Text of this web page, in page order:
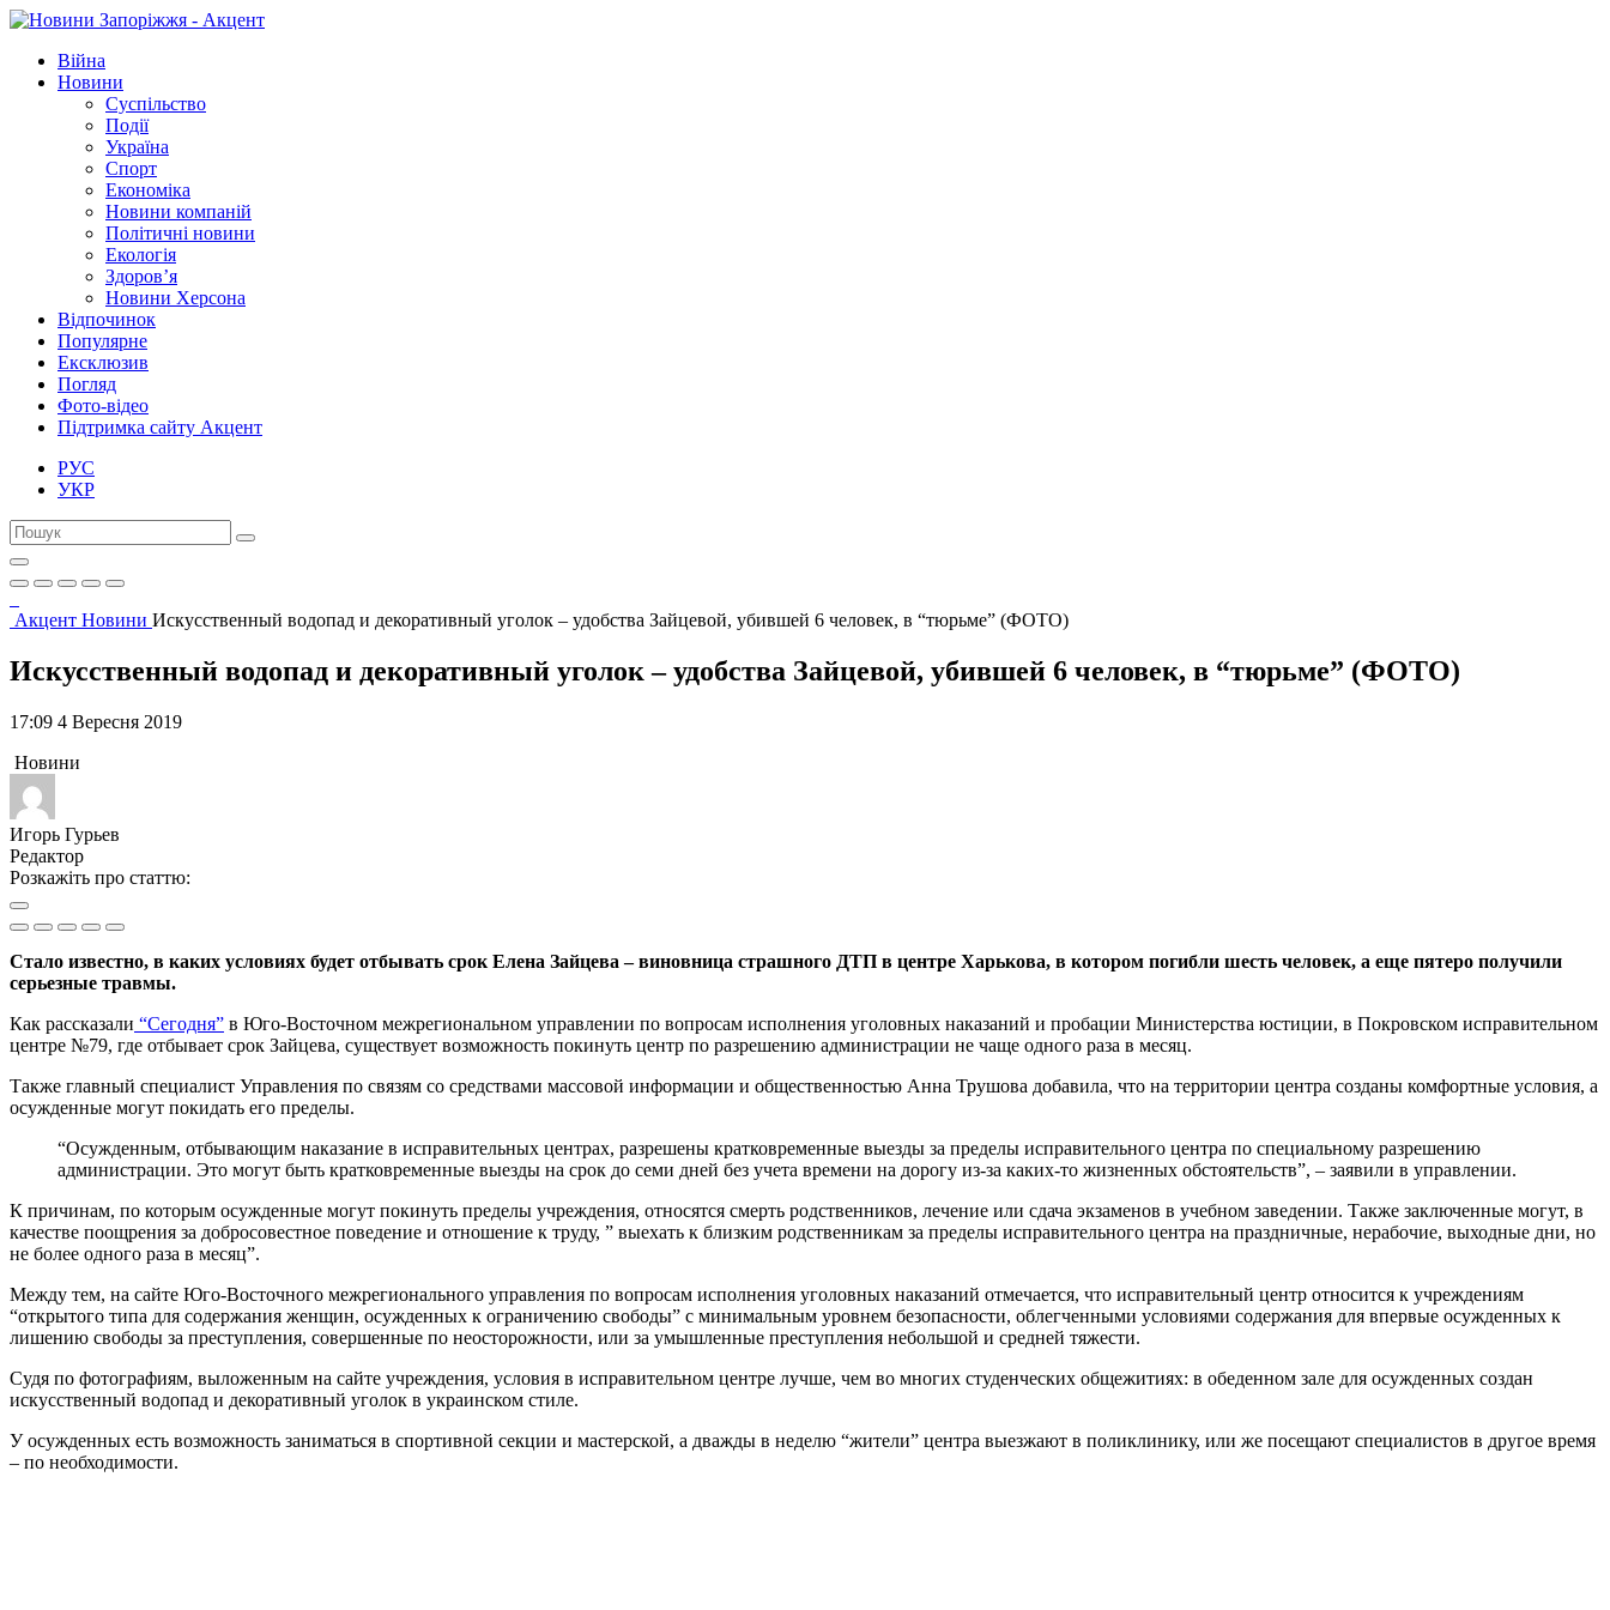
Війна
Новини
Суспільство
Події
Україна
Спорт
Економіка
Новини компаній
Політичні новини
Екологія
Здоров’я
Новини Херсона
Відпочинок
Популярне
Ексклюзив
Погляд
Фото-відео
Підтримка сайту Акцент
РУС
УКР
Акцент Новини Искусственный водопад и декоративный уголок – удобства Зайцевой, убившей 6 человек, в “тюрьме” (ФОТО)
Искусственный водопад и декоративный уголок – удобства Зайцевой, убившей 6 человек, в “тюрьме” (ФОТО)
17:09 4 Вересня 2019
Новини
Игорь Гурьев
Редактор
Розкажіть про статтю:
Стало известно, в каких условиях будет отбывать срок Елена Зайцева – виновница страшного ДТП в центре Харькова, в котором погибли шесть человек, а еще пятеро получили
серьезные травмы.
Как рассказали “Сегодня” в Юго-Восточном межрегиональном управлении по вопросам исполнения уголовных наказаний и пробации Министерства юстиции, в Покровском исправительном
центре №79, где отбывает срок Зайцева, существует возможность покинуть центр по разрешению администрации не чаще одного раза в месяц.
Также главный специалист Управления по связям со средствами массовой информации и общественностью Анна Трушова добавила, что на территории центра созданы комфортные условия, а
осужденные могут покидать его пределы.
“Осужденным, отбывающим наказание в исправительных центрах, разрешены кратковременные выезды за пределы исправительного центра по специальному разрешению
администрации. Это могут быть кратковременные выезды на срок до семи дней без учета времени на дорогу из-за каких-то жизненных обстоятельств”, – заявили в управлении.
К причинам, по которым осужденные могут покинуть пределы учреждения, относятся смерть родственников, лечение или сдача экзаменов в учебном заведении. Также заключенные могут, в
качестве поощрения за добросовестное поведение и отношение к труду, ” выехать к близким родственникам за пределы исправительного центра на праздничные, нерабочие, выходные дни, но
не более одного раза в месяц”.
Между тем, на сайте Юго-Восточного межрегионального управления по вопросам исполнения уголовных наказаний отмечается, что исправительный центр относится к учреждениям
“открытого типа для содержания женщин, осужденных к ограничению свободы” с минимальным уровнем безопасности, облегченными условиями содержания для впервые осужденных к
лишению свободы за преступления, совершенные по неосторожности, или за умышленные преступления небольшой и средней тяжести.
Судя по фотографиям, выложенным на сайте учреждения, условия в исправительном центре лучше, чем во многих студенческих общежитиях: в обеденном зале для осужденных создан
искусственный водопад и декоративный уголок в украинском стиле.
У осужденных есть возможность заниматься в спортивной секции и мастерской, а дважды в неделю “жители” центра выезжают в поликлинику, или же посещают специалистов в другое время
– по необходимости.